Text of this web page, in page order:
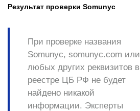
Результат проверки Somunyc
При проверке названия
Somunyc, somunyc.com или
любых других реквизитов в
реестре ЦБ РФ не будет
найдено никакой
информации. Эксперты